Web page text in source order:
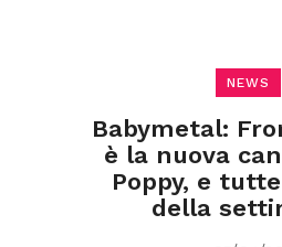
NEWS
Babymetal:
è la nuova
Poppy, e
della